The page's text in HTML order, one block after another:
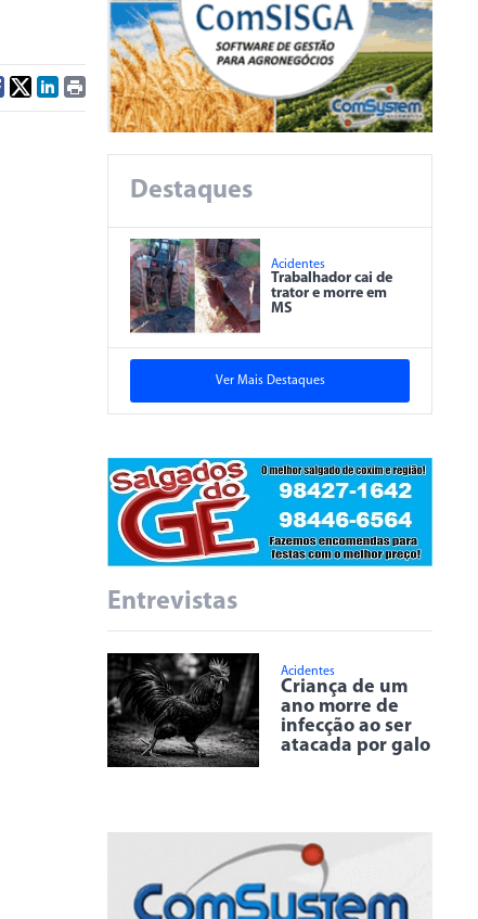
Destaques
Acidentes
Trabalhador cai de
trator e morre em
MS
Ver Mais Destaques
Entrevistas
Acidentes
Criança de um
ano morre de
infecção ao ser
atacada por galo